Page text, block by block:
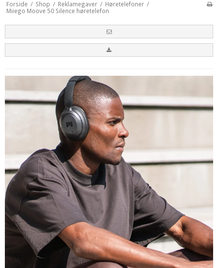
Forside / Shop / Reklamegaver / Høretelefoner /
Miiego Moove 50 Silence høretelefon